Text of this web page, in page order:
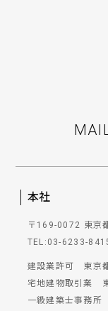
本社
〒169-0072 東京
TEL:03-6233-
建設業許可 東京
宅地建物取引業
一級建築士事務